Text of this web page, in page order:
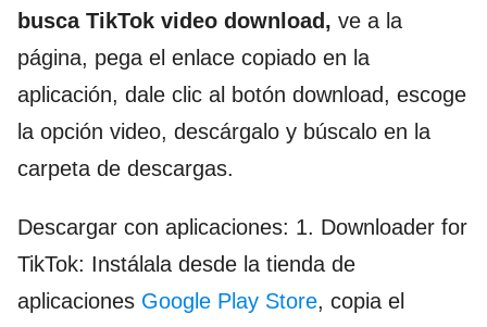
busca TikTok video download, ve a la
página, pega el enlace copiado en la
aplicación, dale clic al botón download, escoge
la opción video, descárgalo y búscalo en la
carpeta de descargas.
Descargar con aplicaciones: 1. Downloader for
TikTok: Instálala desde la tienda de
aplicaciones Google Play Store, copia el